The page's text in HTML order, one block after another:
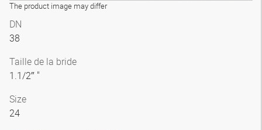
The product image may differ
DN
38
Taille de la bride
1.1/2″ "
Size
24